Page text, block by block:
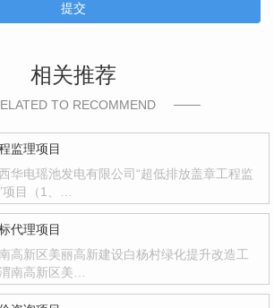
提交
相关推荐
TO RECOMMEND
监理项目
华电瑶池发电有限公司“超低排放盖章工程监
项目（1、…
代理项目
高新区美丽高新建设白杨村绿化提升改造工
南高新区美…